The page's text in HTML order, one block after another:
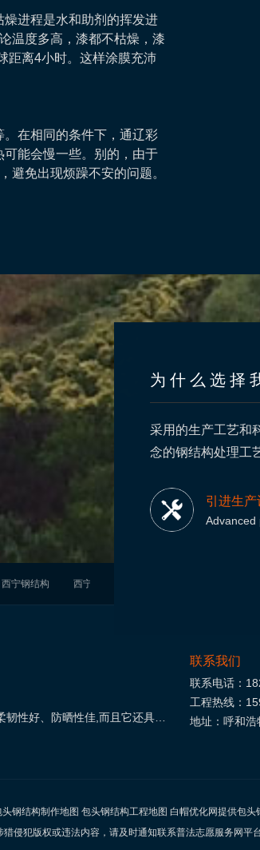
进程是水和助剂的挥发进
温度多高，漆都不枯燥，漆
距离4小时。这样涂膜充沛
在相同的条件下，通辽彩
能会慢一些。别的，由于
避免出现烦躁不安的问题。
为什么选择
经济。提供品质售后
加贴心便捷
采用的生产工艺和
念的钢结构处理工
引进生产
Advanced
西宁钢结构 西宁钢结构加工
性好、防晒性佳,而且它还具有
联系我们
联系电话：
工程热线：
地址：呼和
头钢结构制作地图 包头钢结构工程地图 白帽优化网提供包
侵犯版权或违法内容，请及时通知联系普法志愿服务网